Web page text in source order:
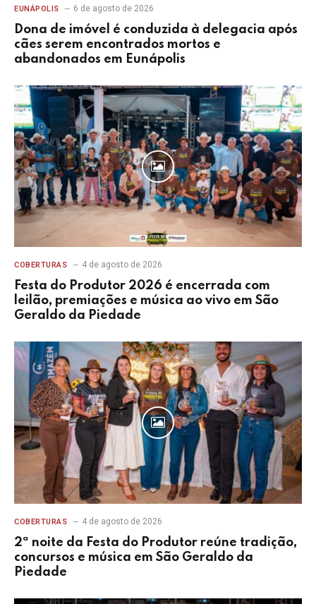
EUNÁPOLIS 6 de agosto de 2026
Dona de imóvel é conduzida à delegacia após
cães serem encontrados mortos e
abandonados em Eunápolis
COBERTURAS 4 de agosto de 2026
Festa do Produtor 2026 é encerrada com
leilão, premiações e música ao vivo em São
Geraldo da Piedade
COBERTURAS 4 de agosto de 2026
2ª noite da Festa do Produtor reúne tradição,
concursos e música em São Geraldo da
Piedade